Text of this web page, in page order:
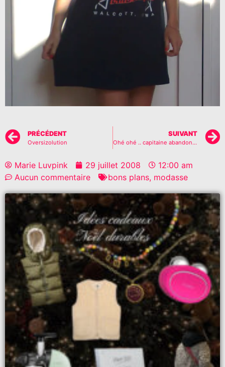
PRÉCÉDENT
Oversizolution
SUIVANT
Ohé ohé .. capitaine abandonné..
Marie Luvpink 29 juillet 2008
12:00 am
Aucun commentaire
bons plans, modasse